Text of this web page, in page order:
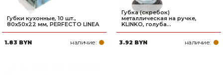
Губки кухонные, 10 шт.,
80х50х22 мм, PERFECTO LINEA
1.83 BYN наличие:
Губка (скребок)
металлическая на ручке,
KLINKO, голуба...
3.92 BYN наличие: